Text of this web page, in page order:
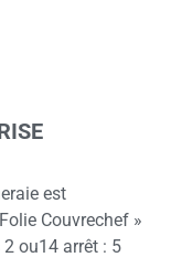
est
Couvrechef »
ou14 arrêt : 5